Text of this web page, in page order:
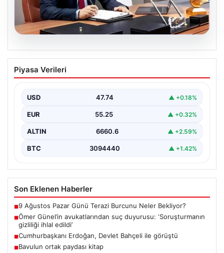
07.08.2026
Ömer Günel’in avukatlarından suç
duyurusu: ‘Soruşturmanın gizliliği ihlal
Piyasa Verileri
USD 47.74 ▲ +0.18%
EUR 55.25 ▲ +0.32%
ALTIN 6660.6 ▲ +2.59%
BTC 3094440 ▲ +1.42%
Son Eklenen Haberler
■9 Ağustos Pazar Günü Terazi Burcunu Neler Bekliyor?
■Ömer Günel’in avukatlarından suç duyurusu: ‘Soruşturmanın
gizliliği ihlal edildi’
■Cumhurbaşkanı Erdoğan, Devlet Bahçeli ile görüştü
■Bavulun ortak paydası kitap